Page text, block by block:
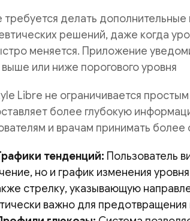
требуется делать
решений, даже когда
меняется. Приложение
или ниже порогового уровня
Libre не ограничивается
более глубокую
и врачам принимать
тенденций: Пользователь
но и график изменения
стрелку, указывающую
важно для предотвращения